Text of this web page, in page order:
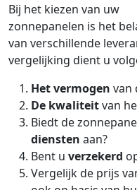
Bij het kiezen van uw
zonnepanelen is het
van verschillende
vergelijking dient u
Het vermogen van
De kwaliteitvan
Biedt de
diensten aan?
Bent u verzekerd
Vergelijk de prijs